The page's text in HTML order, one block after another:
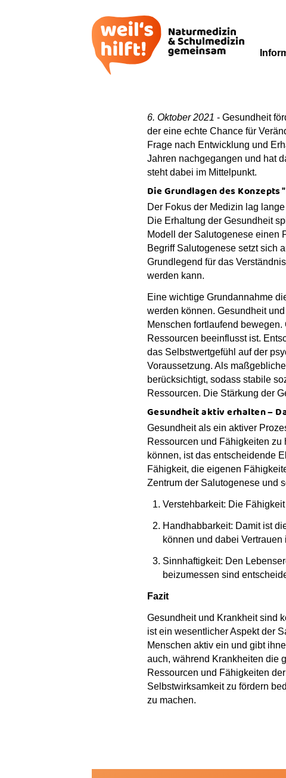
6. Oktober 2021 - Gesundheit
der eine echte Chance für
Frage nach Entwicklung und
Jahren nachgegangen und hat
steht dabei im Mittelpunkt.
Die Grundlagen des
Der Fokus der Medizin lag
Die Erhaltung der Gesundheit
Modell der Salutogenese einen
Begriff Salutogenese setzt sich
Grundlegend für das
werden kann.
Eine wichtige Grundannahme
werden können. Gesundheit
Menschen fortlaufend
Ressourcen beeinflusst ist.
das Selbstwertgefühl auf der
Voraussetzung. Als
berücksichtigt, sodass stabile
Ressourcen. Die Stärkung der
Gesundheit aktiv erhalten –
Gesundheit als ein aktiver
Ressourcen und Fähigkeiten
können, ist das entscheidende
Fähigkeit, die eigenen
Zentrum der Salutogenese und
Verstehbarkeit: Die
Handhabbarkeit: Damit ist
können und dabei
Sinnhaftigkeit: Den
beizumessen sind
Fazit
Gesundheit und Krankheit sind
ist ein wesentlicher Aspekt der
Menschen aktiv ein und gibt
auch, während Krankheiten die
Ressourcen und Fähigkeiten
Selbstwirksamkeit zu fördern
zu machen.